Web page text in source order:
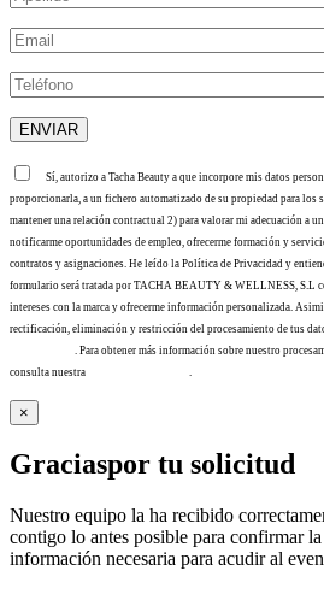
Sí, autorizo a Tacha Beauty a que incorpore mis datos
proporcionarla, a un fichero automatizado de su propiedad para los
mantener una relación contractual 2) para valorar mi adecuación a
notificarme oportunidades de empleo, ofrecerme formación y
contratos y asignaciones. He leído la Política de Privacidad y
formulario será tratada por TACHA BEAUTY & WELLNESS, S.L
intereses con la marca y ofrecerme información personalizada.
rectificación, eliminación y restricción del procesamiento de tus
. Para obtener más información sobre nuestro
consulta nuestra
×
Graciaspor tu solicitud
Nuestro equipo la ha recibido
contigo lo antes posible para confirmar
información necesaria para acudir al